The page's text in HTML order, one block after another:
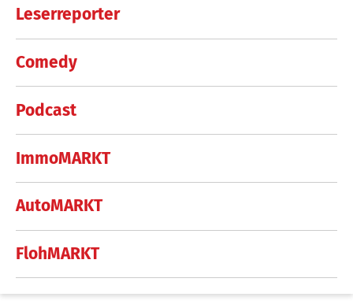
Leserreporter
Comedy
Podcast
ImmoMARKT
AutoMARKT
FlohMARKT